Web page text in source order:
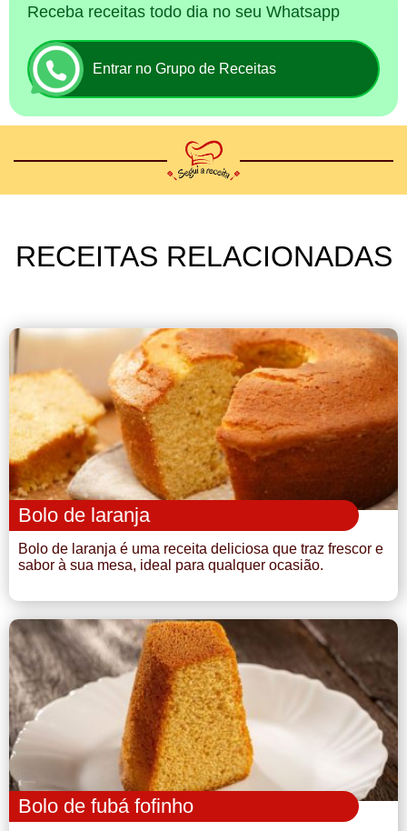
Receba receitas todo dia no seu Whatsapp
Entrar no Grupo de Receitas
RECEITAS RELACIONADAS
Bolo de laranja
Bolo de laranja é uma receita deliciosa que traz frescor e
sabor à sua mesa, ideal para qualquer ocasião.
Bolo de fubá fofinho